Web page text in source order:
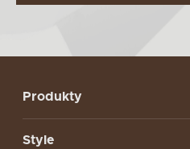
Produkty
Style